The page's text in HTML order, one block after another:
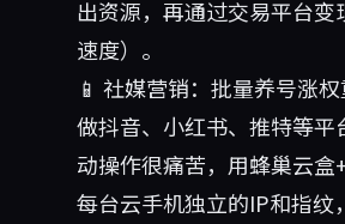
出资源，再通过交易平台
速度）。
📱 社媒营销：批量养号涨
做抖音、小红书、推特等
动操作很痛苦，用蜂巢云盒
每台云手机独立的IP和指